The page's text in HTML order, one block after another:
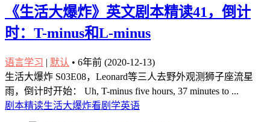
《生活大爆炸》英文剧本精读41，倒计
时：T-minus和L-minus
语言学习 | 默认 • 6年前 (2020-12-13)
生活大爆炸 S03E08，Leonard等三人去野外观测狮子座流星
雨，倒计时开始： Uh, T-minus five hours, 37 minutes to ...
剧本精读生活大爆炸看剧学英语